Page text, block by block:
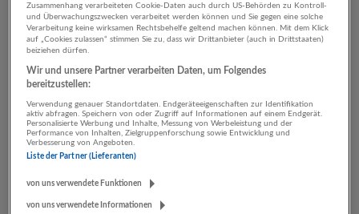
PR Herstellung von Waren
Unternehmen
LUGSTEIN CONSULTING
Zusammenhang verarbeiteten Cookie-Daten auch durch US-Behörden zu Kontroll-
und Überwachungszwecken verarbeitet werden können und Sie gegen eine solche
Verarbeitung keine wirksamen Rechtsbehelfe geltend machen können. Mit dem Klick
auf „Cookies zulassen“ stimmen Sie zu, dass wir Drittanbieter (auch in Drittstaaten)
beiziehen dürfen.
Wir und unsere Partner verarbeiten Daten, um Folgendes
bereitzustellen:
Verwendung genauer Standortdaten. Endgeräteeigenschaften zur Identifikation
aktiv abfragen. Speichern von oder Zugriff auf Informationen auf einem Endgerät.
Personalisierte Werbung und Inhalte, Messung von Werbeleistung und der
Performance von Inhalten, Zielgruppenforschung sowie Entwicklung und
Verbesserung von Angeboten.
Liste der Partner (Lieferanten)
von uns verwendete Funktionen
von uns verwendete Informationen